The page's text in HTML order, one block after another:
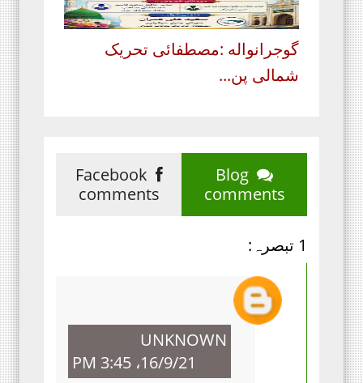
گوجرانواله :مصطفائی تحریک
شمالی پن...
Blog
comments
Facebook
comments
1 تبصرہ:
UNKNOWN
16/9/21، 3:45 PM